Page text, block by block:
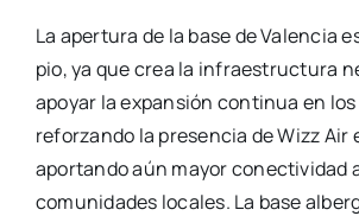
La aper­tu­ra de la base de Valen­cia
pio, ya que crea la infra­es­truc­tu­ra
apo­yar la expan­sión con­ti­nua en
refor­zan­do la pre­sen­cia de Wizz Air
apor­tan­do aún mayor conec­ti­vi­dad
comu­ni­da­des loca­les. La base